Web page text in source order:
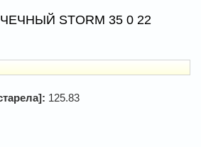
STORM 35 0 22
125.83